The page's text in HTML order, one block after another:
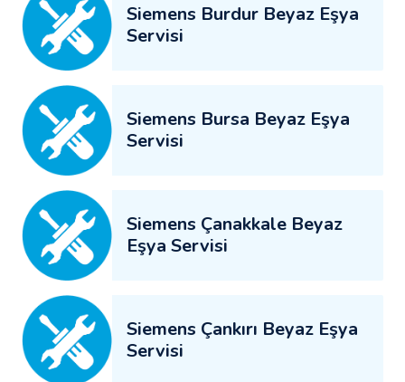
Siemens Burdur Beyaz Eşya
Servisi
Siemens Bursa Beyaz Eşya
Servisi
Siemens Çanakkale Beyaz
Eşya Servisi
Siemens Çankırı Beyaz Eşya
Servisi